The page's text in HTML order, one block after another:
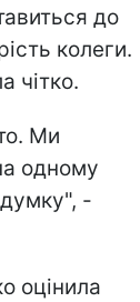
до
колеги.
чітко.
Ми
одному
-
оцінила